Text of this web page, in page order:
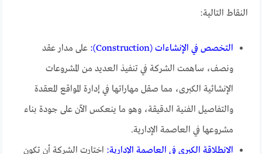
النقاط التالية:
التخصص في الإنشاءات (Construction):
على مدار عقد
ونصف، ساهمت الشركة في تنفيذ العديد من المشروعات
الإنشائية الكبرى، مما صقل مهاراتها في إدارة المواقع المعقدة
والتفاصيل الفنية الدقيقة، وهو ما ينعكس الآن على جودة بناء
مشروعها في العاصمة الإدارية.
الانطلاقة الكبرى في العاصمة الإدارية: اختارت الشركة أن تكون